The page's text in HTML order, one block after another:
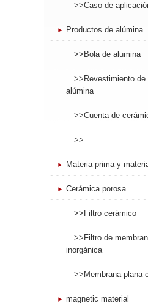
>>Caso de
Productos de alúmina
>>Bola de alumina
>>Revestimiento de
alúmina
>>Cuenta de
>>
Materia prima y
Cerámica porosa
>>Filtro cerámico
>>Filtro de
inorgánica
>>Membrana plana
magnetic material